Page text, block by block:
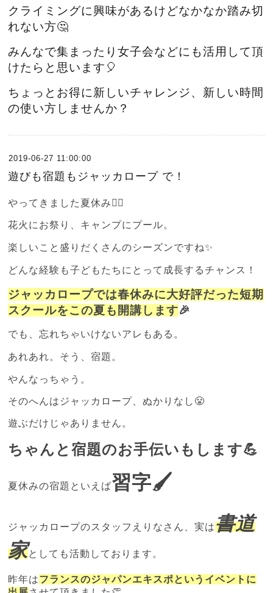
クライミングに興味があるけどなかなか踏み切
れない方🤔
みんなで集まったり女子会などにも活用して頂
けたらと思います🎈
ちょっとお得に新しいチャレンジ、新しい時間
の使い方しませんか？
2019-06-27 11:00:00
遊びも宿題もジャッカロープ で！
やってきました夏休み🏄‍♂️
花火にお祭り、キャンプにプール。
楽しいこと盛りだくさんのシーズンですね✨
どんな経験も子どもたちにとって成長するチャンス！
ジャッカロープでは春休みに大好評だった短期
スクールをこの夏も開講します🎉
でも、忘れちゃいけないアレもある。
あれあれ。そう、宿題。
やんなっちゃう。
そのへんはジャッカロープ、ぬかりなし😤
遊ぶだけじゃありません。
ちゃんと宿題のお手伝いもします💪
夏休みの宿題といえば習字🖌
ジャッカロープのスタッフえりなさん、実は書道
家としても活動しております。
昨年はフランスのジャパンエキスポというイベントに